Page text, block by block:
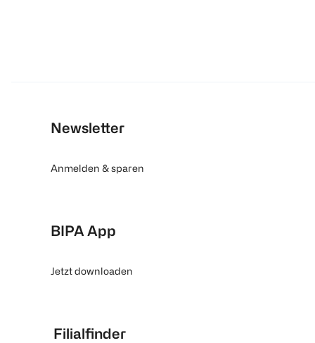
Newsletter
Anmelden & sparen
BIPA App
Jetzt downloaden
Filialfinder